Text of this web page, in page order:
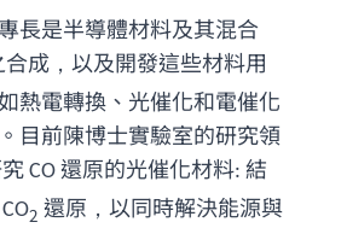
長是半導體材料及其混合
成，以及開發這些材料用
熱電轉換、光催化和電催化
目前陳博士實驗室的研究領
CO 還原的光催化材料: 結
CO2 還原，以同時解決能源與